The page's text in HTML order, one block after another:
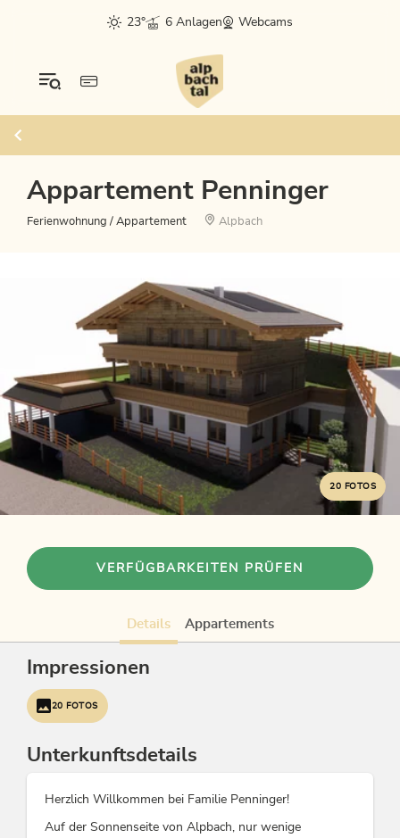
23° 6 Anlagen Webcams
Appartement Penninger
Ferienwohnung / Appartement Alpbach
20 FOTOS
VERFÜGBARKEITEN PRÜFEN
Details Appartements
Impressionen
20 FOTOS
Unterkunftsdetails
Herzlich Willkommen bei Familie Penninger!
Auf der Sonnenseite von Alpbach, nur wenige